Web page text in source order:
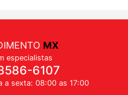
MX
especialistas
6107
a sexta: 08:00 as 17:00